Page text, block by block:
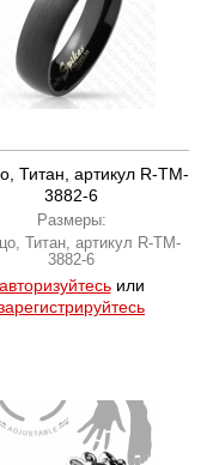
Титан, артикул R-TM-
3882-6
Размеры:
Титан, артикул R-TM-
3882-6
авторизуйтесьили